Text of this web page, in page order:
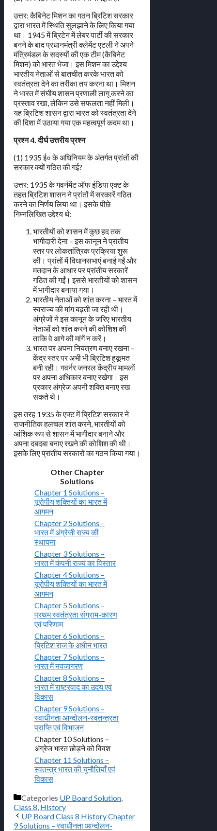
उत्तर: कैबिनेट मिशन का गठन ब्रिटिश सरकार
द्वारा भारत में स्थिति सुलझाने के लिए किया गया
था। 1945 में ब्रिटेन में लेबर पार्टी की सरकार
बनने के बाद प्रधानमंत्री क्लेमेंट एटली ने अपने
मंत्रिमंडल के सदस्यों की एक टीम (कैबिनेट
मिशन) को भारत भेजा। इस मिशन का उद्देश्य
भारतीय नेताओं से बातचीत करके भारत को
स्वतंत्रता देने का तरीका तय करना था। मिशन
ने भारत में संघीय शासन प्रणाली लागू करने का
प्रस्ताव रखा, लेकिन उसे सफलता नहीं मिली।
यह ब्रिटिश शासन द्वारा भारत को स्वतंत्रता देने
की दिशा में उठाया गया एक महत्वपूर्ण कदम था।
प्रश्न 4. दीर्घ उत्तरीय प्रश्न
(1) 1935 ई० के अधिनियम के अंतर्गत प्रांतों की
सरकार क्यों गठित की गई?
उत्तर: 1935 के गवर्नमेंट ऑफ इंडिया एक्ट के
तहत ब्रिटिश शासन ने प्रांतों में सरकारें गठित
करने का निर्णय लिया था। इसके पीछे
निम्नलिखित उद्देश्य थे:
भारतीयों को शासन में कुछ हद तक
भागीदारी देना – इस कानून ने प्रांतीय
स्तर पर लोकतांत्रिक प्रक्रिया शुरू
की। प्रांतों में विधानसभाएं बनाई गईं और
मतदान के आधार पर प्रांतीय सरकारें
गठित की गईं। इससे भारतीयों को शासन
में भागीदार बनाया गया।
भारतीय नेताओं को शांत करना – भारत में
स्वराज्य की मांग बढ़ती जा रही थी।
अंग्रेजों ने इस कानून के जरिए भारतीय
नेताओं को शांत करने की कोशिश की
ताकि वे आगे की मांगें न करें।
भारत पर अपना नियंत्रण बनाए रखना –
केंद्र स्तर पर अभी भी ब्रिटिश हुकूमत
बनी रही। गवर्नर जनरल केंद्रीय मामलों
पर अपना अधिकार बनाए रखेगा। इस
प्रकार अंग्रेज अपनी शक्ति बनाए रख
सकते थे।
इस तरह 1935 के एक्ट में ब्रिटिश सरकार ने
राजनीतिक हलचल शांत करने, भारतीयों को
आंशिक रूप से शासन में भागीदार बनाने और
अपना दबदबा बनाए रखने की कोशिश की थी।
इसके लिए प्रांतीय सरकारों का गठन किया गया।
Other Chapter
Solutions
Chapter 1 Solutions –
यूरोपीय शक्तियों का भारत में
आगमन
Chapter 2 Solutions –
भारत में अंग्रेजी राज्य की
स्थापना
Chapter 3 Solutions –
भारत में कंपनी राज्य का विस्तार
Chapter 4 Solutions –
यूरोपीय शक्तियों का भारत में
आगमन
Chapter 5 Solutions –
प्रथम स्वतंत्रता संग्राम-कारण
एवं परिणाम
Chapter 6 Solutions –
ब्रिटिश राज के अधीन भारत
Chapter 7 Solutions –
भारत में नवजागरण
Chapter 8 Solutions –
भारत में राष्ट्रवाद का उदय एवं
विकास
Chapter 9 Solutions –
स्वाधीनता आन्दोलन-स्वतन्त्रता
प्राप्ति एवं विभाजन
Chapter 10 Solutions –
अंग्रेज भारत छोड़ने को विवश
Chapter 11 Solutions –
स्वतन्त्र भारत की चुनौतियाँ एवं
विकास
Categories UP Board Solution
Class 8 History
UP Board Class 8 History Chapter
9 Solutions – स्वाधीनता आन्दोलन-